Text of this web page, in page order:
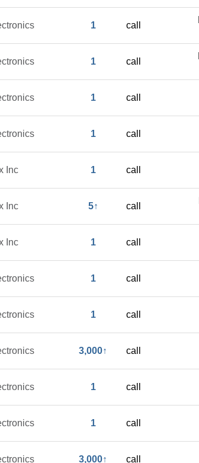
1 call
1 call
1 call
1 call
Inc 1 call
Inc 5↑ call
Inc 1 call
1 call
1 call
3,000↑ call
1 call
1 call
3,000↑ call